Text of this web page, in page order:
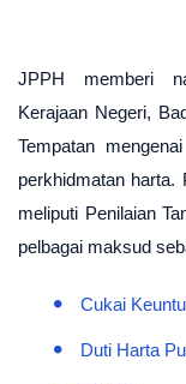
JPPH memberi
Kerajaan Negeri,
Tempatan
perkhidmatan harta.
meliputi Penilaian
pelbagai maksud
Cukai
Duti Harta